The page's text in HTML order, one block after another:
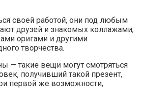
своей работой, они под любым
друзей и знакомых коллажами,
оригами и другими
творчества.
— такие вещи могут смотряться
получивший такой презент,
первой же возможности,